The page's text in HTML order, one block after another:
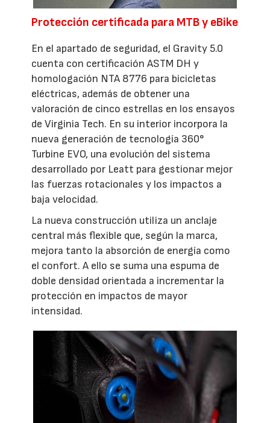
Protección certificada para MTB y eBike
En el apartado de seguridad, el Gravity 5.0
cuenta con certificación ASTM DH y
homologación NTA 8776 para bicicletas
eléctricas, además de obtener una
valoración de cinco estrellas en los ensayos
de Virginia Tech. En su interior incorpora la
nueva generación de tecnología 360°
Turbine EVO, una evolución del sistema
desarrollado por Leatt para gestionar mejor
las fuerzas rotacionales y los impactos a
baja velocidad.
La nueva construcción utiliza un anclaje
central más flexible que, según la marca,
mejora tanto la absorción de energía como
el confort. A ello se suma una espuma de
doble densidad orientada a incrementar la
protección en impactos de mayor
intensidad.